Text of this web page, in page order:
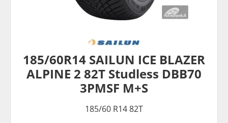
185/60R14 SAILUN ICE BLAZER
ALPINE 2 82T Studless DBB70
3PMSF M+S
185/60 R14 82T